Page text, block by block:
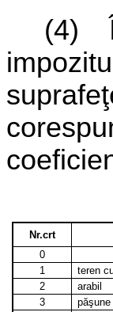
(4)
Nr.crt
0
1
teren
2
arabil
3
păşune